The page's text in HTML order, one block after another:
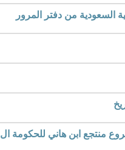
السعودية من دفتر المرور
منتجع ابن هاني للحكومة ال